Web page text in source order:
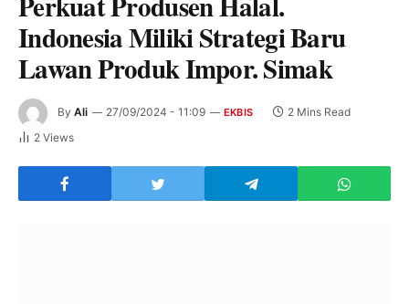
Indonesia Miliki Strategi Baru
Lawan Produk Impor. Simak
By Ali 27/09/2024 - 11:09 EKBIS
2 Mins Read
2 Views